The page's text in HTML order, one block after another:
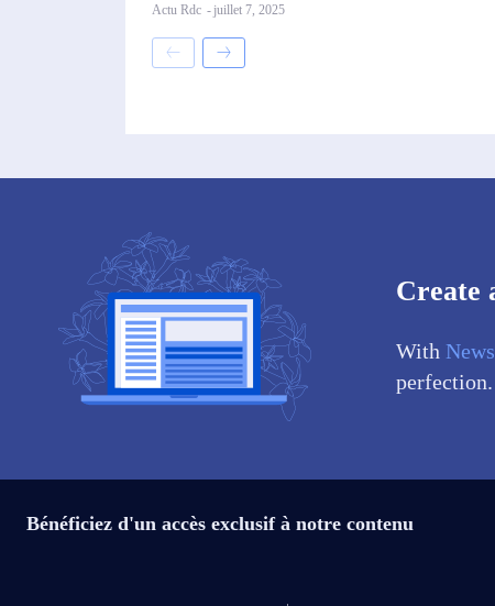
Actu Rdc - juillet 7, 2025
Create
With
Bénéficiez d'un accès exclusif à notre contenu